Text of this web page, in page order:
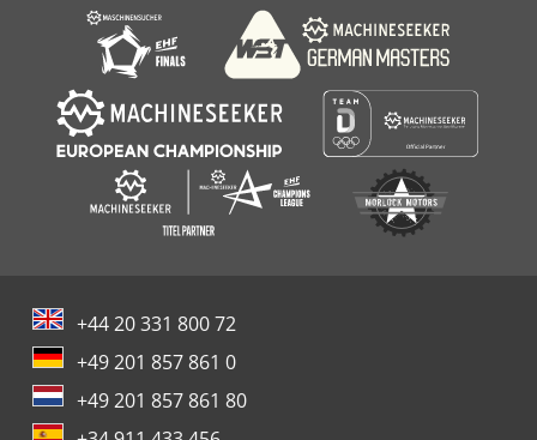
+44 20 331 800 72
+49 201 857 861 0
+49 201 857 861 80